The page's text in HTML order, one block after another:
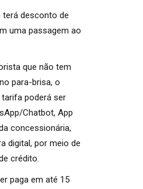
terá desconto de
uma passagem ao
que não tem
para-brisa, o
poderá ser
Chatbot, App
concessionária,
digital, por meio de
crédito.
paga em até 15